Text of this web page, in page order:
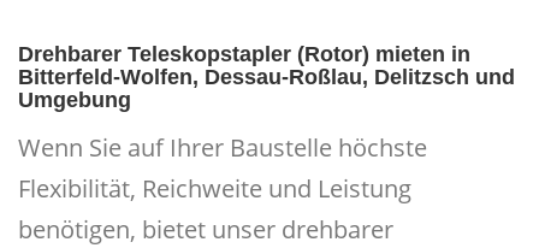
Drehbarer Teleskopstapler (Rotor) mieten in
Bitterfeld‑Wolfen, Dessau‑Roßlau, Delitzsch und
Umgebung
Wenn Sie auf Ihrer Baustelle höchste
Flexibilität, Reichweite und Leistung
benötigen, bietet unser drehbarer